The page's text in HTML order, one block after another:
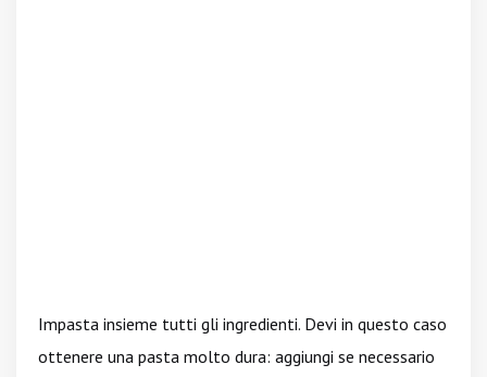
Impasta insieme tutti gli ingredienti. Devi in questo caso
ottenere una pasta molto dura: aggiungi se necessario